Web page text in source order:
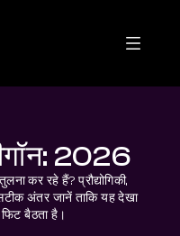
2026
कर रहे हैं? प्रौद्योगिकी,
अंतर जानें ताकि यह देखा
बैठता है।